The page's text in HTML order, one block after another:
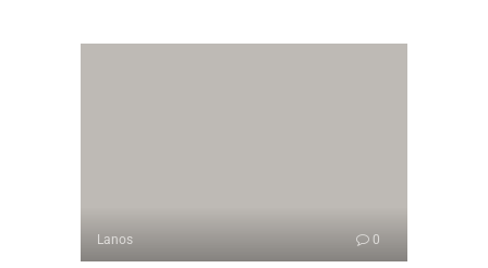
Lanos 0